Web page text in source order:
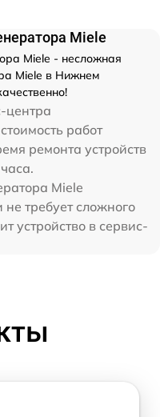
Miele
Miele - несложная
Miele в Нижнем
центра
работ
ремонта устройств
Miele
требует сложного
устройство в сервис-